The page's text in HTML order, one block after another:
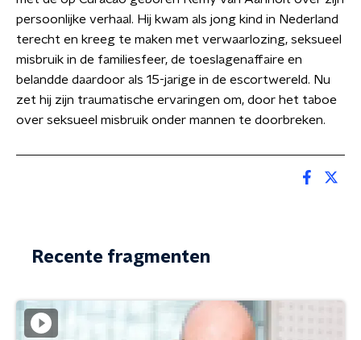
persoonlijke verhaal. Hij kwam als jong kind in Nederland
terecht en kreeg te maken met verwaarlozing, seksueel
misbruik in de familiesfeer, de toeslagenaffaire en
belandde daardoor als 15-jarige in de escortwereld. Nu
zet hij zijn traumatische ervaringen om, door het taboe
over seksueel misbruik onder mannen te doorbreken.
Recente fragmenten